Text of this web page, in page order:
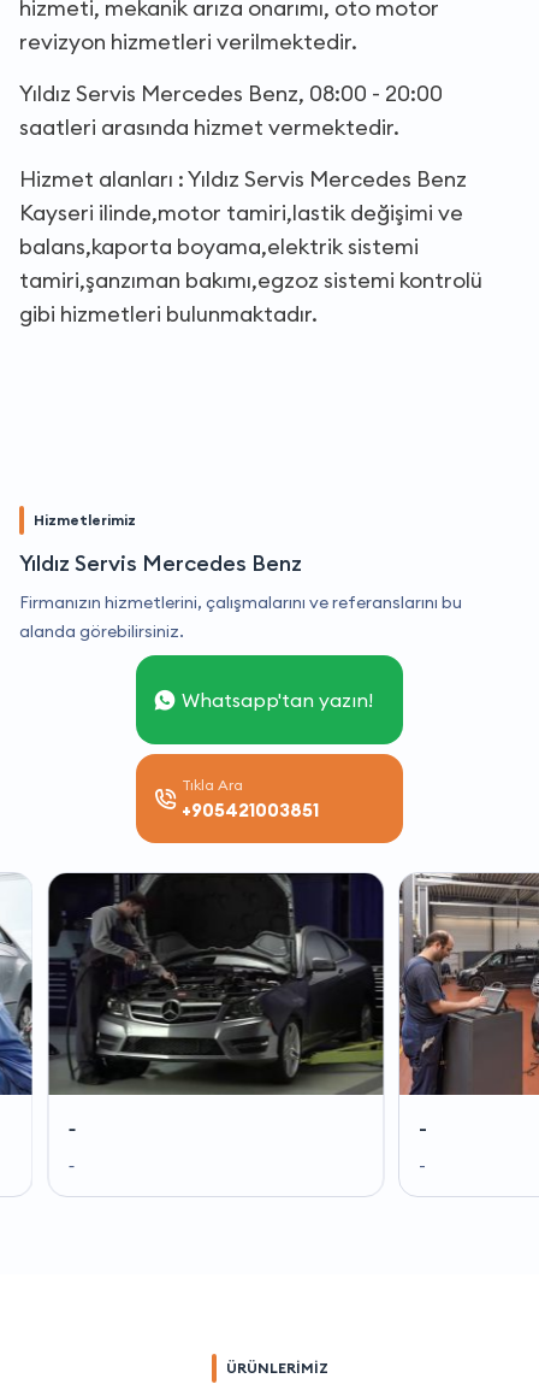
hizmeti, mekanik arıza onarımı, oto motor
revizyon hizmetleri verilmektedir.
Yıldız Servis Mercedes Benz, 08:00 - 20:00
saatleri arasında hizmet vermektedir.
Hizmet alanları : Yıldız Servis Mercedes Benz
Kayseri ilinde,motor tamiri,lastik değişimi ve
balans,kaporta boyama,elektrik sistemi
tamiri,şanzıman bakımı,egzoz sistemi kontrolü
gibi hizmetleri bulunmaktadır.
Hizmetlerimiz
Yıldız Servis Mercedes Benz
Firmanızın hizmetlerini, çalışmalarını ve referanslarını bu
alanda görebilirsiniz.
Whatsapp'tan yazın!
Tıkla Ara
+905421003851
ÜRÜNLERİMİZ